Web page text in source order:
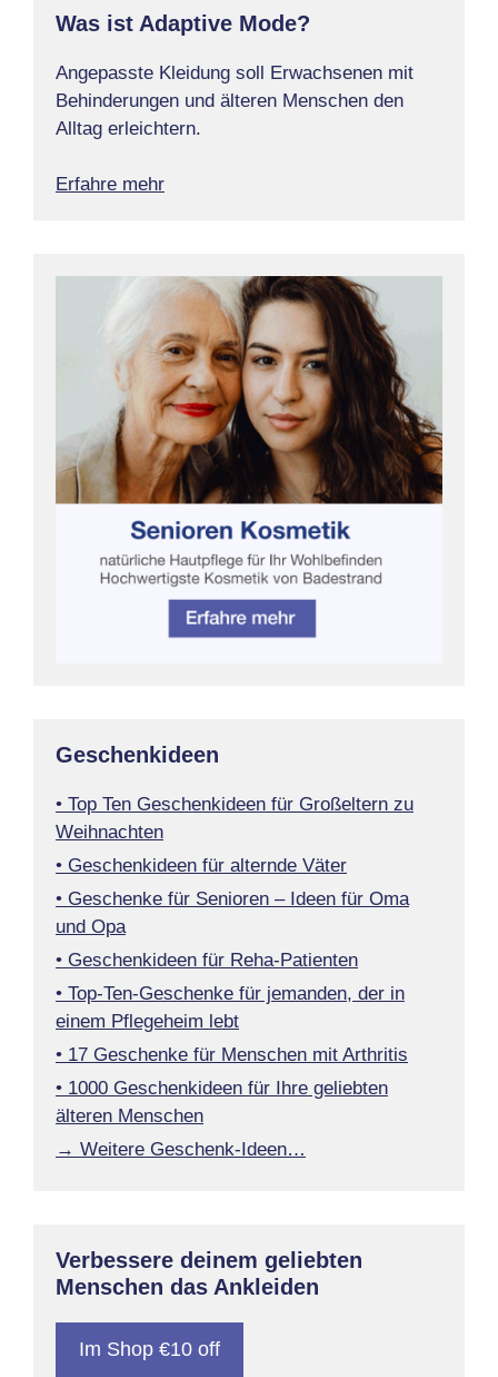
Was ist Adaptive Mode?
Angepasste Kleidung soll Erwachsenen mit
Behinderungen und älteren Menschen den
Alltag erleichtern.
Erfahre mehr
Geschenkideen
• Top Ten Geschenkideen für Großeltern zu
Weihnachten
• Geschenkideen für alternde Väter
• Geschenke für Senioren – Ideen für Oma
und Opa
• Geschenkideen für Reha-Patienten
• Top-Ten-Geschenke für jemanden, der in
einem Pflegeheim lebt
• 17 Geschenke für Menschen mit Arthritis
• 1000 Geschenkideen für Ihre geliebten
älteren Menschen
→ Weitere Geschenk-Ideen…
Verbessere deinem geliebten
Menschen das Ankleiden
Im Shop €10 off